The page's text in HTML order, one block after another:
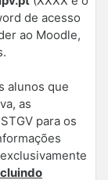
de acesso
ao Moodle,
alunos que
as
para os